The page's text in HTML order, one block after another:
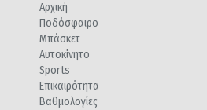
Αρχική
Ποδόσφαιρο
Μπάσκετ
Αυτοκίνητο
Sports
Επικαιρότητα
Βαθμολογίες